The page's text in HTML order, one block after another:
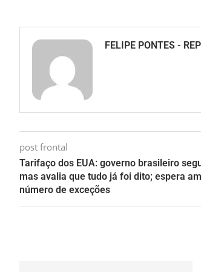
FELIPE PONTES -
post frontal
Tarifaço dos EUA: governo brasileiro
mas avalia que tudo já foi dito; espera
número de exceções